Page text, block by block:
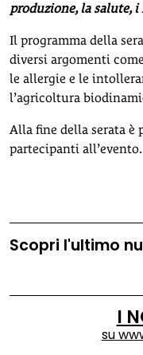
produzione, la salute, i
Il programma della
diversi argomenti
le allergie e le
l’agricoltura
Alla fine della serata
partecipanti all’evento.
Scopri l'ultimo
I
su